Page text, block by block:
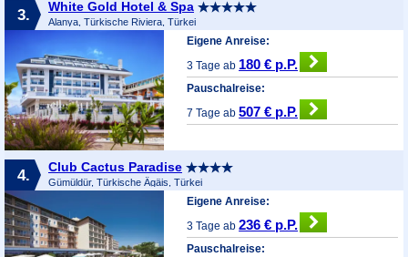
3. White Gold Hotel & Spa
Alanya, Türkische Riviera, Türkei
Eigene Anreise:
3 Tage ab 180 € p.P.
Pauschalreise:
7 Tage ab507 € p.P.
4. Club Cactus Paradise
Gümüldür, Türkische Ägäis, Türkei
Eigene Anreise:
3 Tage ab236 € p.P.
Pauschalreise: